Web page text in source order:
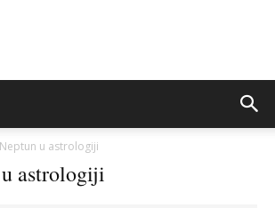
Sito&Rešeto
Neptun u astrologiji
astrologiji